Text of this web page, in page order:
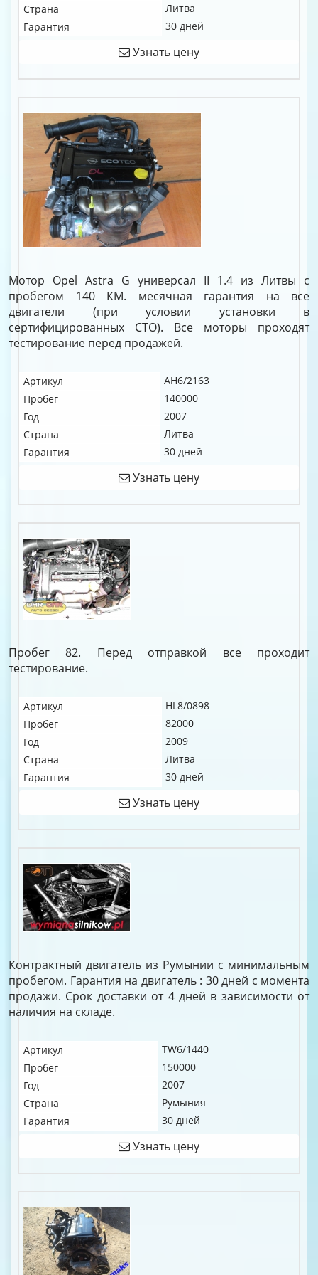
Страна
Литва
Гарантия
30 дней
Узнать цену
Мотор Opel Astra G универсал II 1.4 из Литвы с
пробегом 140 КМ. месячная гарантия на все
двигатели (при условии установки в
сертифицированных СТО). Все моторы проходят
тестирование перед продажей.
Артикул
AH6/2163
Пробег
140000
Год
2007
Страна
Литва
Гарантия
30 дней
Узнать цену
Пробег 82. Перед отправкой все проходит
тестирование.
Артикул
HL8/0898
Пробег
82000
Год
2009
Страна
Литва
Гарантия
30 дней
Узнать цену
Контрактный двигатель из Румынии с минимальным
пробегом. Гарантия на двигатель : 30 дней с момента
продажи. Срок доставки от 4 дней в зависимости от
наличия на складе.
Артикул
TW6/1440
Пробег
150000
Год
2007
Страна
Румыния
Гарантия
30 дней
Узнать цену